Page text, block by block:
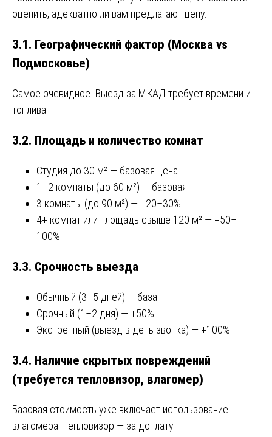
оценить, адекватно ли вам предлагают цену.
3.1. Географический фактор (Москва vs
Подмосковье)
Самое очевидное. Выезд за МКАД требует времени и
топлива.
3.2. Площадь и количество комнат
Студия до 30 м² — базовая цена.
1–2 комнаты (до 60 м²) — базовая.
3 комнаты (до 90 м²) — +20–30%.
4+ комнат или площадь свыше 120 м² — +50–
100%.
3.3. Срочность выезда
Обычный (3–5 дней) — база.
Срочный (1–2 дня) — +50%.
Экстренный (выезд в день звонка) — +100%.
3.4. Наличие скрытых повреждений
(требуется тепловизор, влагомер)
Базовая стоимость уже включает использование
влагомера. Тепловизор — за доплату.